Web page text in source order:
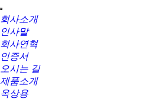
회사소개
인사말
회사연혁
인증서
오시는 길
제품소개
옥상용